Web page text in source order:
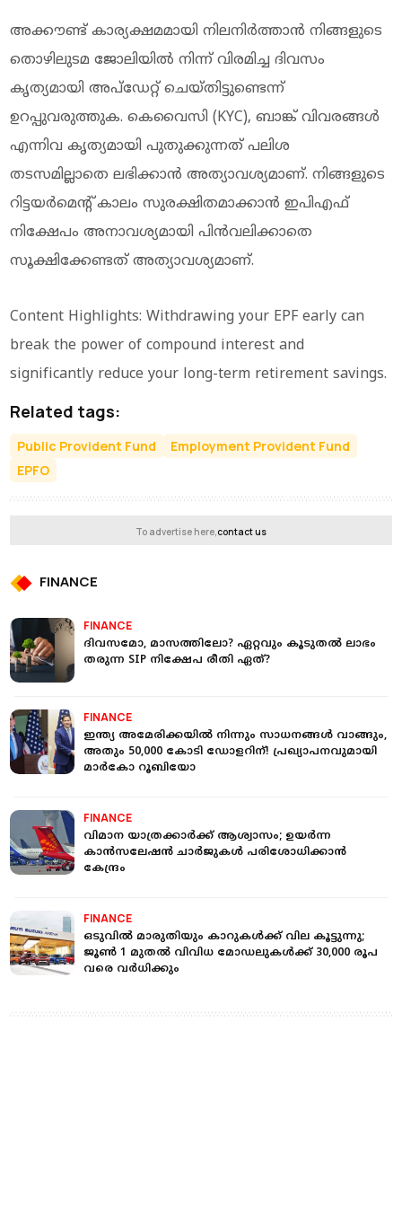
അക്കൗണ്ട് കാര്യക്ഷമമായി നിലനിര്‍ത്താന്‍ നിങ്ങളുടെ
തൊഴിലുടമ ജോലിയില്‍ നിന്ന് വിരമിച്ച ദിവസം
കൃത്യമായി അപ്ഡേറ്റ് ചെയ്തിട്ടുണ്ടെന്ന്
ഉറപ്പുവരുത്തുക. കെവൈസി (KYC), ബാങ്ക് വിവരങ്ങള്‍
എന്നിവ കൃത്യമായി പുതുക്കുന്നത് പലിശ
തടസമില്ലാതെ ലഭിക്കാന്‍ അത്യാവശ്യമാണ്. നിങ്ങളുടെ
റിട്ടയര്‍മെന്റ് കാലം സുരക്ഷിതമാക്കാന്‍ ഇപിഎഫ്
നിക്ഷേപം അനാവശ്യമായി പിന്‍വലിക്കാതെ
സൂക്ഷിക്കേണ്ടത് അത്യാവശ്യമാണ്.
Content Highlights: Withdrawing your EPF early can
break the power of compound interest and
significantly reduce your long-term retirement savings.
Related tags:
Public Provident Fund
Employment Provident Fund
EPFO
To advertise here,contact us
FINANCE
FINANCE
ദിവസമോ, മാസത്തിലോ? ഏറ്റവും കൂടുതൽ ലാഭം
തരുന്ന SIP നിക്ഷേപ രീതി ഏത്?
FINANCE
ഇന്ത്യ അമേരിക്കയിൽ നിന്നും സാധനങ്ങൾ വാങ്ങും,
അതും 50,000 കോടി ഡോളറിന്! പ്രഖ്യാപനവുമായി
മാർകോ റൂബിയോ
FINANCE
വിമാന യാത്രക്കാര്‍ക്ക് ആശ്വാസം; ഉയര്‍ന്ന
കാന്‍സലേഷന്‍ ചാര്‍ജുകള്‍ പരിശോധിക്കാന്‍
കേന്ദ്രം
FINANCE
ഒടുവില്‍ മാരുതിയും കാറുകള്‍ക്ക് വില കൂട്ടുന്നു;
ജൂണ്‍ 1 മുതല്‍ വിവിധ മോഡലുകള്‍ക്ക്‌ 30,000 രൂപ
വരെ വര്‍ധിക്കും